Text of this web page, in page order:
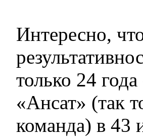
Интересно,
только 24
«Ансат» (так
команда) в 43